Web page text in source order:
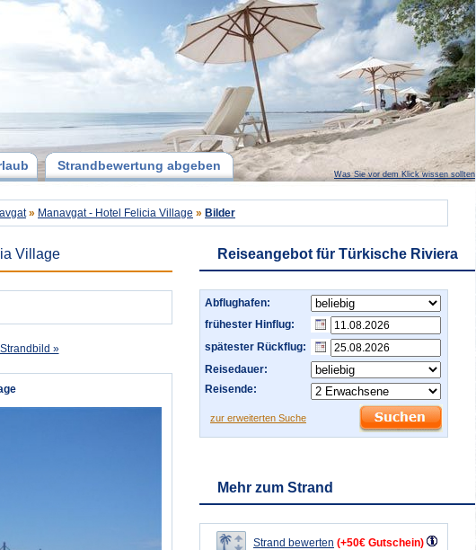
Strandbewertung abgeben
Was Sie vor dem Klick wissen sollten
» Manavgat - Hotel Felicia Village » Bilder
Village
Strandbild »
Reiseangebot für Türkische Riviera
Abflughafen:
frühester Hinflug:
spätester Rückflug:
Reisedauer:
Reisende:
zur erweiterten Suche
Mehr zum Strand
Strand bewerten (+50€ Gutschein)